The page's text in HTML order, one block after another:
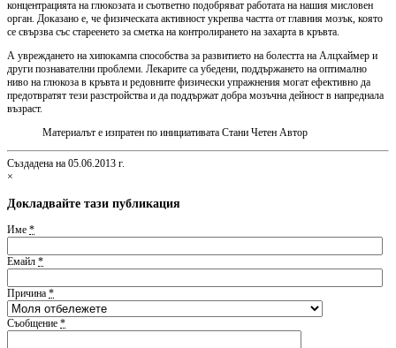
концентрацията на глюкозата и съответно подобряват работата на нашия мисловен
орган. Доказано е, че физическата активност укрепва частта от главния мозък, която
се свързва със стареенето за сметка на контролирането на захарта в кръвта.
А увреждането на хипокампа способства за развитието на болестта на Алцхаймер и
други познавателни проблеми. Лекарите са убедени, поддържането на оптимално
ниво на глюкоза в кръвта и редовните физически упражнения могат ефективно да
предотвратят тези разстройства и да поддържат добра мозъчна дейност в напреднала
възраст.
Материалът е изпратен по инициативата Стани Четен Автор
Създадена на 05.06.2013 г.
×
Докладвайте тази публикация
Име *
Емайл *
Причина *
Съобщение *